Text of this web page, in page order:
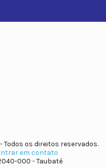
os direitos reservados.
em contato
000 - Taubaté